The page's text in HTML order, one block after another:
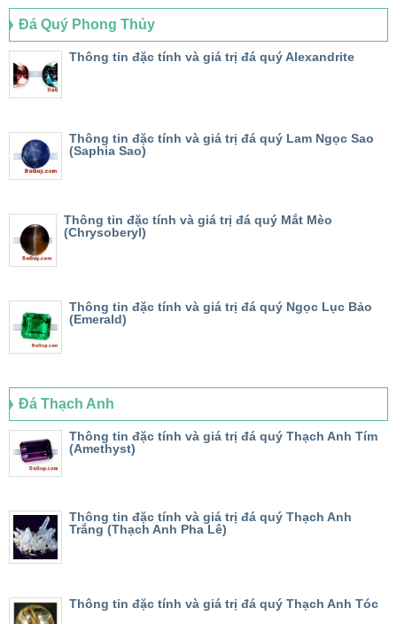
Đá Quý Phong Thủy
Thông tin đặc tính và giá trị đá quý Alexandrite
Thông tin đặc tính và giá trị đá quý Lam Ngọc Sao
(Saphia Sao)
Thông tin đặc tính và giá trị đá quý Mắt Mèo
(Chrysoberyl)
Thông tin đặc tính và giá trị đá quý Ngọc Lục Bảo
(Emerald)
Đá Thạch Anh
Thông tin đặc tính và giá trị đá quý Thạch Anh Tím
(Amethyst)
Thông tin đặc tính và giá trị đá quý Thạch Anh
Trắng (Thạch Anh Pha Lê)
Thông tin đặc tính và giá trị đá quý Thạch Anh Tóc